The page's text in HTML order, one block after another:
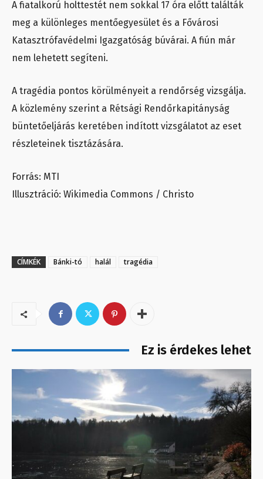
A fiatalkorú holttestét nem sokkal 17 óra előtt találták
meg a különleges mentőegyesület és a Fővárosi
Katasztrófavédelmi Igazgatóság búvárai. A fiún már
nem lehetett segíteni.
A tragédia pontos körülményeit a rendőrség vizsgálja.
A közlemény szerint a Rétsági Rendőrkapitányság
büntetőeljárás keretében indított vizsgálatot az eset
részleteinek tisztázására.
Forrás: MTI
Illusztráció: Wikimedia Commons / Christo
CÍMKÉK Bánki-tó halál tragédia
Ez is érdekes lehet